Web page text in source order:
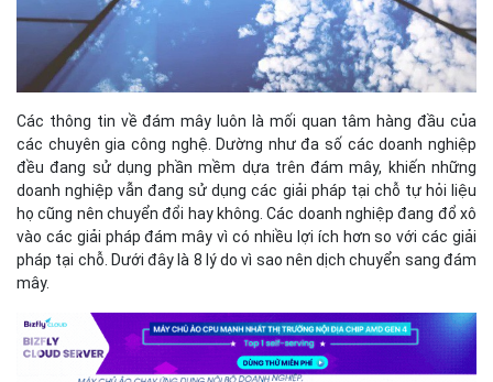
Các thông tin về đám mây luôn là mối quan tâm hàng đầu của
các chuyên gia công nghệ. Dường như đa số các doanh nghiệp
đều đang sử dụng phần mềm dựa trên đám mây, khiến những
doanh nghiệp vẫn đang sử dụng các giải pháp tại chỗ tự hỏi liệu
họ cũng nên chuyển đổi hay không. Các doanh nghiệp đang đổ xô
vào các giải pháp đám mây vì có nhiều lợi ích hơn so với các giải
pháp tại chỗ. Dưới đây là 8 lý do vì sao nên dịch chuyển sang đám
mây.